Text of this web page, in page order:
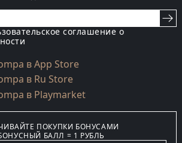
соглашение о
ПОКУПКИ БОНУСАМИ
БАЛЛ = 1 РУБЛЬ